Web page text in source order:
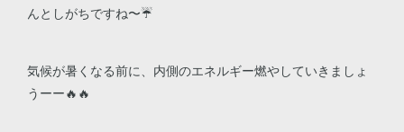
んとしがちですね〜☔️
気候が暑くなる前に、内側のエネルギー燃やしていきましょ
うーー🔥🔥